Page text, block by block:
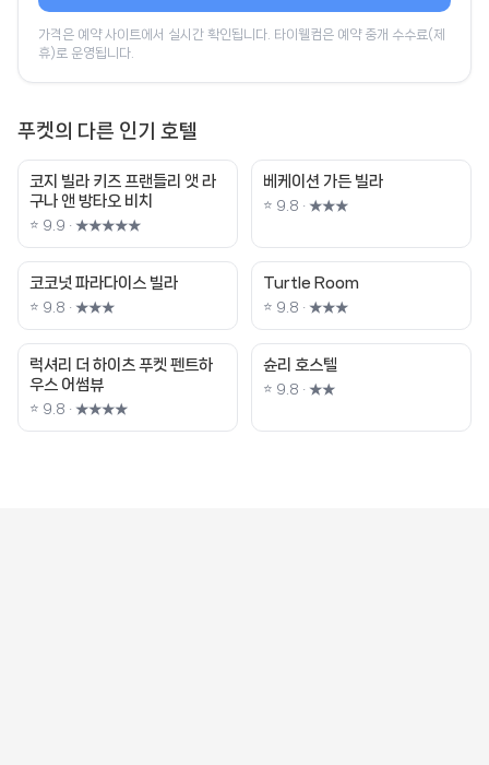
가격은 예약 사이트에서 실시간 확인됩니다. 타이웰컴은 예약 중개 수수료(제
휴)로 운영됩니다.
푸켓의 다른 인기 호텔
코지 빌라 키즈 프랜들리 앳 라
구나 앤 방타오 비치
⭐ 9.9 · ★★★★★
베케이션 가든 빌라
⭐ 9.8 · ★★★
코코넛 파라다이스 빌라
⭐ 9.8 · ★★★
Turtle Room
⭐ 9.8 · ★★★
럭셔리 더 하이츠 푸켓 펜트하
우스 어썸뷰
⭐ 9.8 · ★★★★
슌리 호스텔
⭐ 9.8 · ★★